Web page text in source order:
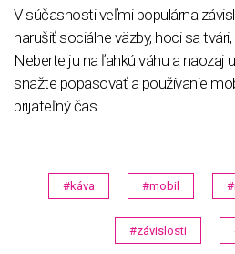
V súčasnosti veľmi populárna
narušiť sociálne väzby, hoci sa
Neberte ju na ľahkú váhu a naozaj
snažte popasovať a používanie
prijateľný čas.
#káva #mobil
#závislosti